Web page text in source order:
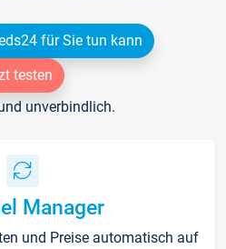
für Sie tun kann
testen
unverbindlich.
Manager
und Preise automatisch auf